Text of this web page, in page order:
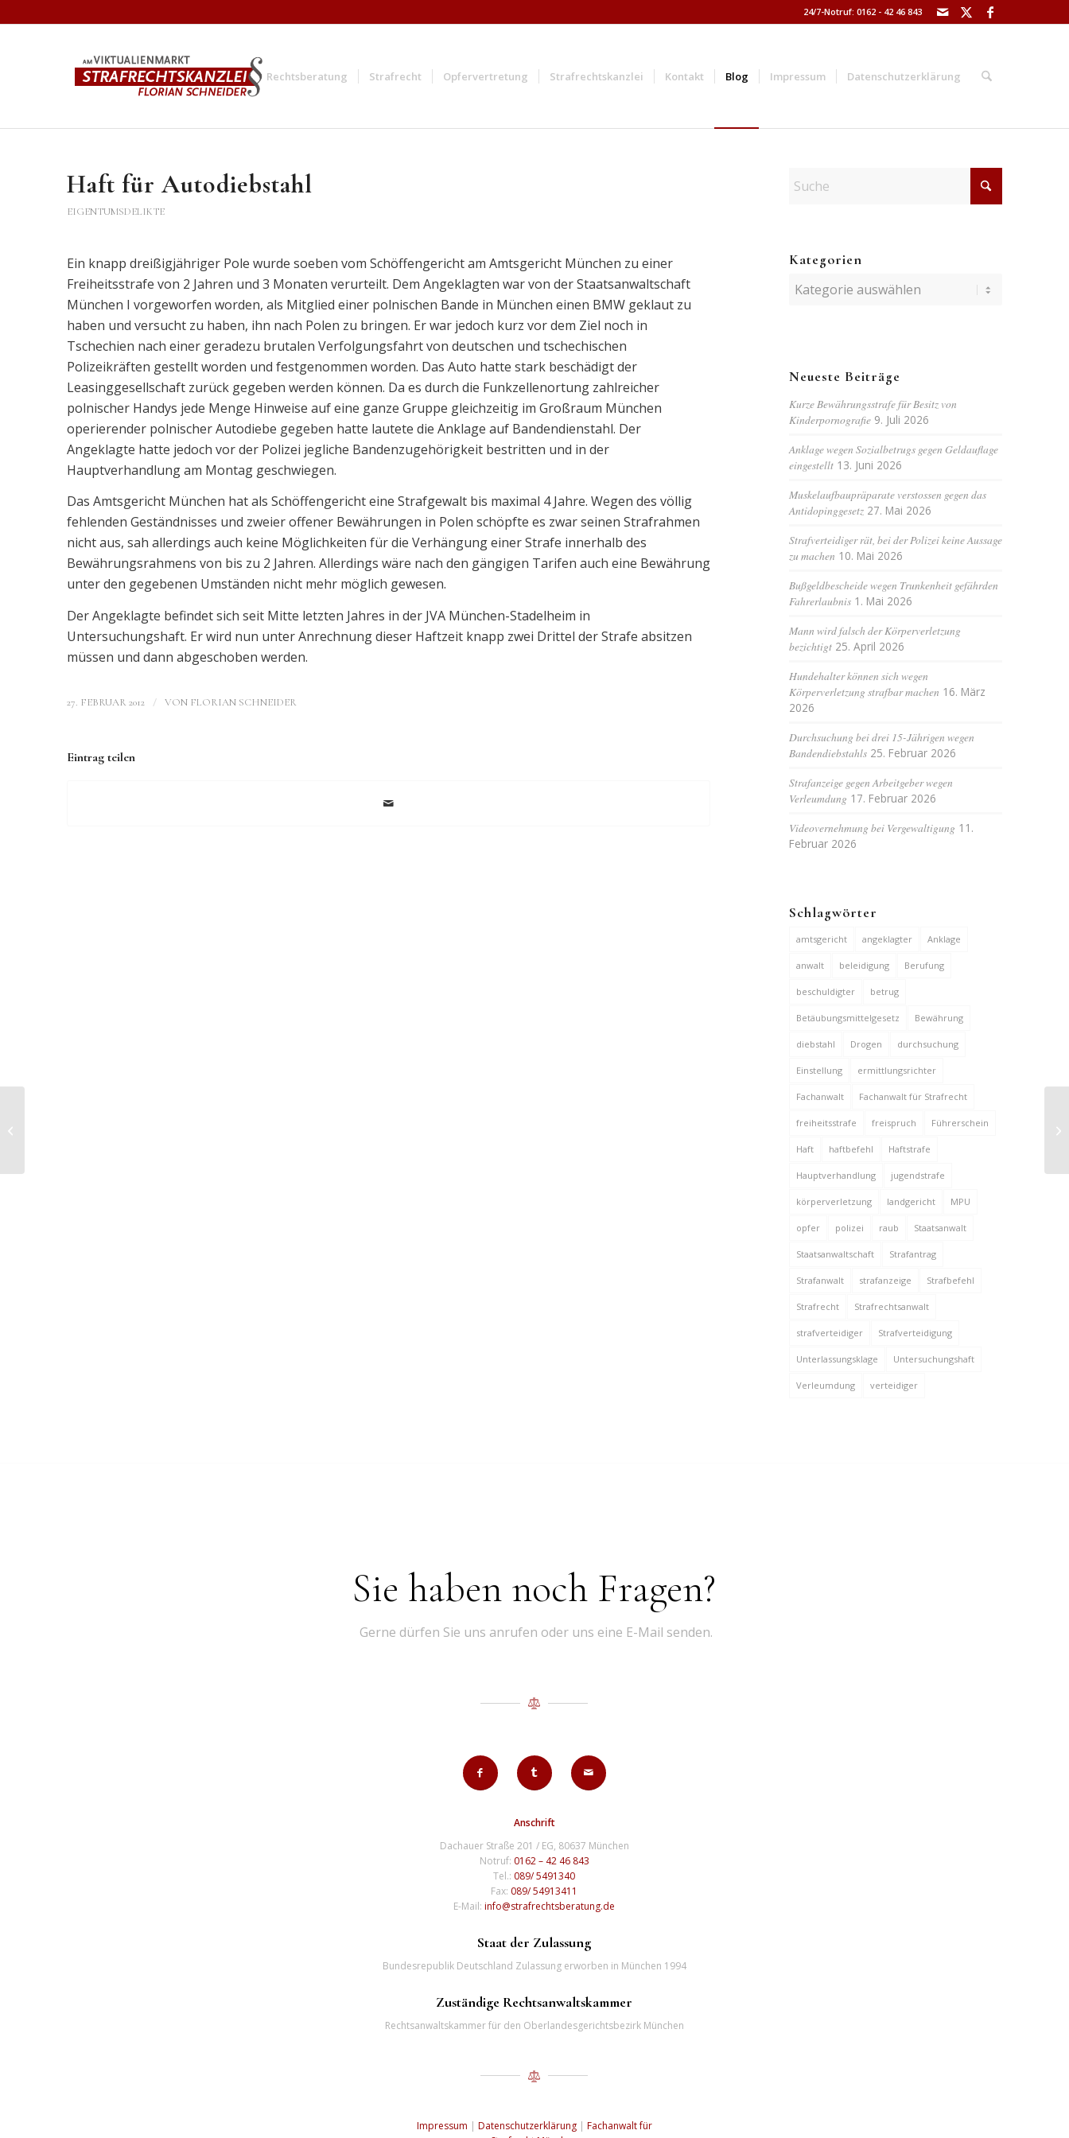
24/7-Notruf: 0162 - 42 46 843
Rechtsberatung Strafrecht Opfervertretung Strafrechtskanzlei Kontakt Blog Impressum Datenschutzerklärung
Haft für Autodiebstahl
EIGENTUMSDELIKTE
Ein knapp dreißigjähriger Pole wurde soeben vom Schöffengericht am Amtsgericht München zu einer
Freiheitsstrafe von 2 Jahren und 3 Monaten verurteilt. Dem Angeklagten war von der Staatsanwaltschaft
München I vorgeworfen worden, als Mitglied einer polnischen Bande in München einen BMW geklaut zu
haben und versucht zu haben, ihn nach Polen zu bringen. Er war jedoch kurz vor dem Ziel noch in
Tschechien nach einer geradezu brutalen Verfolgungsfahrt von deutschen und tschechischen
Polizeikräften gestellt worden und festgenommen worden. Das Auto hatte stark beschädigt der
Leasinggesellschaft zurück gegeben werden können. Da es durch die Funkzellenortung zahlreicher
polnischer Handys jede Menge Hinweise auf eine ganze Gruppe gleichzeitig im Großraum München
operierender polnischer Autodiebe gegeben hatte lautete die Anklage auf Bandendienstahl. Der
Angeklagte hatte jedoch vor der Polizei jegliche Bandenzugehörigkeit bestritten und in der
Hauptverhandlung am Montag geschwiegen.
Das Amtsgericht München hat als Schöffengericht eine Strafgewalt bis maximal 4 Jahre. Wegen des völlig
fehlenden Geständnisses und zweier offener Bewährungen in Polen schöpfte es zwar seinen Strafrahmen
nicht aus, sah allerdings auch keine Möglichkeiten für die Verhängung einer Strafe innerhalb des
Bewährungsrahmens von bis zu 2 Jahren. Allerdings wäre nach den gängigen Tarifen auch eine Bewährung
unter den gegebenen Umständen nicht mehr möglich gewesen.
Der Angeklagte befindet sich seit Mitte letzten Jahres in der JVA München-Stadelheim in
Untersuchungshaft. Er wird nun unter Anrechnung dieser Haftzeit knapp zwei Drittel der Strafe absitzen
müssen und dann abgeschoben werden.
27. FEBRUAR 2012 / VON FLORIAN SCHNEIDER
Eintrag teilen
Kategorien
Kategorien
Neueste Beiträge
Kurze Bewährungsstrafe für Besitz von
Kinderpornografie 9. Juli 2026
Anklage wegen Sozialbetrugs gegen Geldauflage
eingestellt 13. Juni 2026
Muskelaufbaupräparate verstossen gegen das
Antidopinggesetz 27. Mai 2026
Strafverteidiger rät, bei der Polizei keine Aussage
zu machen 10. Mai 2026
Bußgeldbescheide wegen Trunkenheit gefährden
Fahrerlaubnis 1. Mai 2026
Mann wird falsch der Körperverletzung
bezichtigt 25. April 2026
Hundehalter können sich wegen
Körperverletzung strafbar machen 16. März
2026
Durchsuchung bei drei 15-Jährigen wegen
Bandendiebstahls 25. Februar 2026
Strafanzeige gegen Arbeitgeber wegen
Verleumdung 17. Februar 2026
Videovernehmung bei Vergewaltigung 11.
Februar 2026
Schlagwörter
amtsgericht angeklagter Anklage
anwalt beleidigung Berufung
beschuldigter betrug
Betäubungsmittelgesetz Bewährung
diebstahl Drogen durchsuchung
Einstellung ermittlungsrichter
Fachanwalt Fachanwalt für Strafrecht
freiheitsstrafe freispruch Führerschein
Haft haftbefehl Haftstrafe
Hauptverhandlung jugendstrafe
körperverletzung landgericht MPU
opfer polizei raub Staatsanwalt
Staatsanwaltschaft Strafantrag
Strafanwalt strafanzeige Strafbefehl
Strafrecht Strafrechtsanwalt
strafverteidiger Strafverteidigung
Unterlassungsklage Untersuchungshaft
Verleumdung verteidiger
Sie haben noch Fragen?
Gerne dürfen Sie uns anrufen oder uns eine E-Mail senden.
Anschrift
Dachauer Straße 201 / EG, 80637 München
Notruf: 0162 – 42 46 843
Tel.: 089/ 5491340
Fax: 089/ 54913411
E-Mail:info@strafrechtsberatung.de
Staat der Zulassung
Bundesrepublik Deutschland Zulassung erworben in München 1994
Zuständige Rechtsanwaltskammer
Rechtsanwaltskammer für den Oberlandesgerichtsbezirk München
Impressum | Datenschutzerklärung| Fachanwalt für